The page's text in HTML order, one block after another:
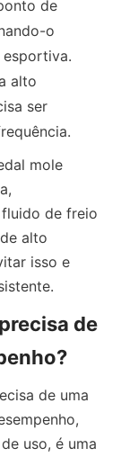
de
o
alto
ser
mole
de freio
alto
isso e
de
de uma
uso, é uma